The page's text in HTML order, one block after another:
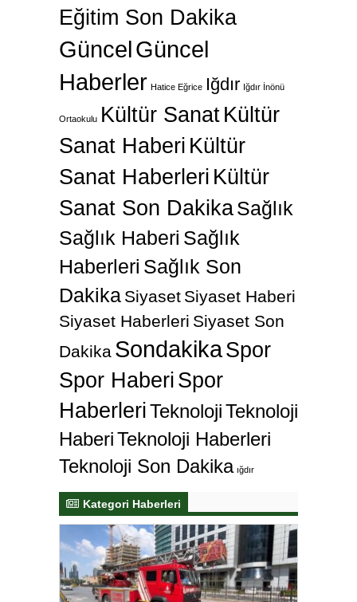
Eğitim Son Dakika
GüncelGüncel
Haberler Hatice Eğrice Iğdır Iğdır İnönü
Ortaokulu Kültür SanatKültür
Sanat Haberi Kültür
Sanat Haberleri Kültür
Sanat Son DakikaSağlık
Sağlık Haberi Sağlık
Haberleri Sağlık Son
Dakika Siyaset Siyaset Haberi
Siyaset Haberleri Siyaset Son
Dakika SondakikaSpor
Spor Haberi Spor
HaberleriTeknolojiTeknoloji
HaberiTeknoloji Haberleri
Teknoloji Son Dakika ığdır
Kategori Haberleri